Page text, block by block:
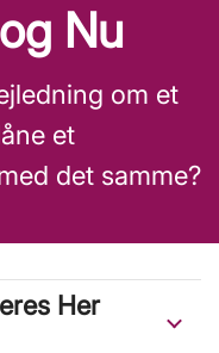
Nu
om et
et
det samme?
Her